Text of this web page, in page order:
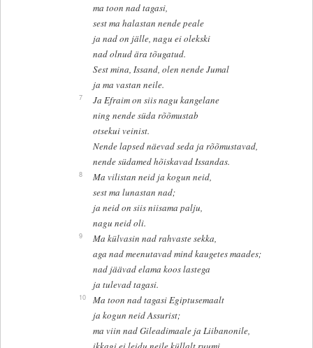
ma toon nad tagasi,
sest ma halastan nende peale
ja nad on jälle, nagu ei olekski
nad olnud ära tõugatud.
Sest mina, Issand, olen nende Jumal
ja ma vastan neile.
7
Ja Efraim on siis nagu kangelane
ning nende süda rõõmustab
otsekui veinist.
Nende lapsed näevad seda ja rõõmustavad,
nende südamed hõiskavad Issandas.
8
Ma vilistan neid ja kogun neid,
sest ma lunastan nad;
ja neid on siis niisama palju,
nagu neid oli.
9
Ma külvasin nad rahvaste sekka,
aga nad meenutavad mind kaugetes maades;
nad jäävad elama koos lastega
ja tulevad tagasi.
10
Ma toon nad tagasi Egiptusemaalt
ja kogun neid Assurist;
ma viin nad Gileadimaale ja Liibanonile,